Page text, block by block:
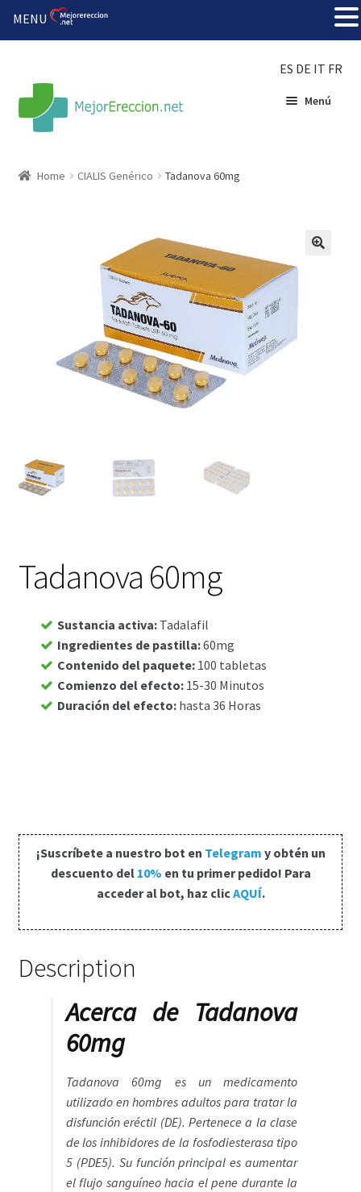
ES DE IT FR
Menú
Super amoureux
Viaje romántico.
Base de datos de productos
Halloween
Verifica el Estado de tu Pedido
Blog
Blog
Contactos
Formas de envío
Formas de pago
Impressum
Mi cuenta
Preguntas frecuentes
Productos
Home CIALIS Genérico Tadanova 60mg
Tadanova 60mg
Sustancia activa: Tadalafil
Ingredientes de pastilla:60mg
Contenido del paquete: 100 tabletas
Comienzo del efecto: 15-30 Minutos
Duración del efecto: hasta 36 Horas
¡Suscríbete a nuestro bot en Telegram y obtén un
descuento del 10% en tu primer pedido! Para
acceder al bot, haz clicAQUÍ.
Description
Acerca de Tadanova
60mg
Tadanova 60mg es un medicamento
utilizado en hombres adultos para tratar la
disfunción eréctil (DE). Pertenece a la clase
de los inhibidores de la fosfodiesterasa tipo
5 (PDE5). Su función principal es aumentar
el flujo sanguíneo hacia el pene durante la
MENU